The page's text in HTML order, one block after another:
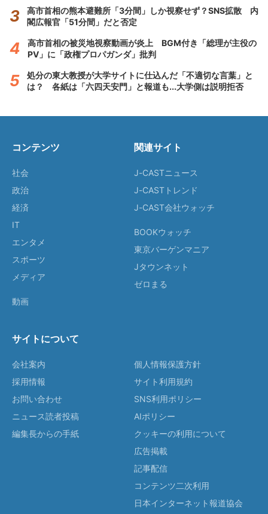
高市首相の熊本避難所「3分間」しか視察せず？SNS拡散 内
閣広報官「51分間」だと否定
高市首相の被災地視察動画が炎上 BGM付き「総理が主役の
PV」に「政権プロパガンダ」批判
処分の東大教授が大学サイトに仕込んだ「不適切な言葉」と
は？ 各紙は「六四天安門」と報道も...大学側は説明拒否
コンテンツ
社会
政治
経済
IT
エンタメ
スポーツ
メディア
動画
関連サイト
J-CASTニュース
J-CASTトレンド
J-CAST会社ウォッチ
BOOKウォッチ
東京バーゲンマニア
Jタウンネット
ゼロまる
サイトについて
会社案内
採用情報
お問い合わせ
ニュース読者投稿
編集長からの手紙
個人情報保護方針
サイト利用規約
SNS利用ポリシー
AIポリシー
クッキーの利用について
広告掲載
記事配信
コンテンツ二次利用
日本インターネット報道協会